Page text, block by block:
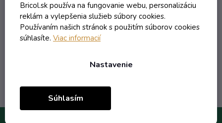
Bricol.sk používa na fungovanie webu, personalizáciu
reklám a vylepšenia služieb súbory cookies.
Používaním našich stránok s použitím súborov cookies
súhlasíte. Viac informacií
Nastavenie
Súhlasím
1,57 € vrátane DPH
1,28 €/ ks